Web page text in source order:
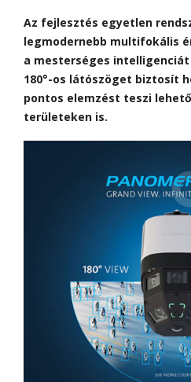
Az fejlesztés egyetlen
legmodernebb multifokális
a mesterséges
180°-os látószöget biztosít
pontos elemzést teszi
területeken is.